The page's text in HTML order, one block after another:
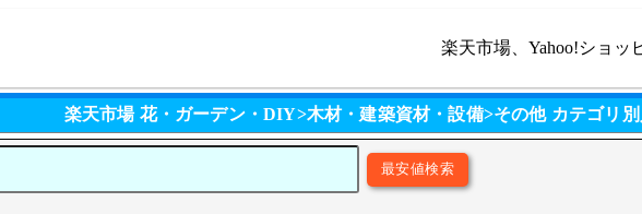
楽天市場、Yahoo!ショッ
楽天市場 花・ガーデン・DIY>木材・建築資材・設備>その他 カテゴリ